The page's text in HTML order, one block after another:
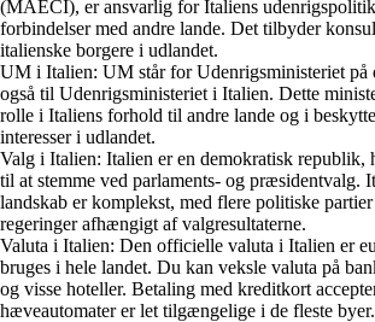
(MAECI), er ansvarlig for Italiens
forbindelser med andre lande. Det tilbyder
italienske borgere i udlandet.
UM i Italien: UM står for Udenrigsministeriet på
også til Udenrigsministeriet i Italien. Dette
rolle i Italiens forhold til andre lande og i
interesser i udlandet.
Valg i Italien: Italien er en demokratisk republik,
til at stemme ved parlaments- og præsidentvalg.
landskab er komplekst, med flere politiske
regeringer afhængigt af valgresultaterne.
Valuta i Italien: Den officielle valuta i Italien er
bruges i hele landet. Du kan veksle valuta på
og visse hoteller. Betaling med kreditkort
hæveautomater er let tilgængelige i de fleste byer.